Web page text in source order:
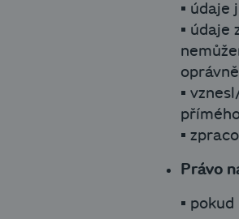
▪ údaje
▪ údaje
▪
▪
Právo
▪